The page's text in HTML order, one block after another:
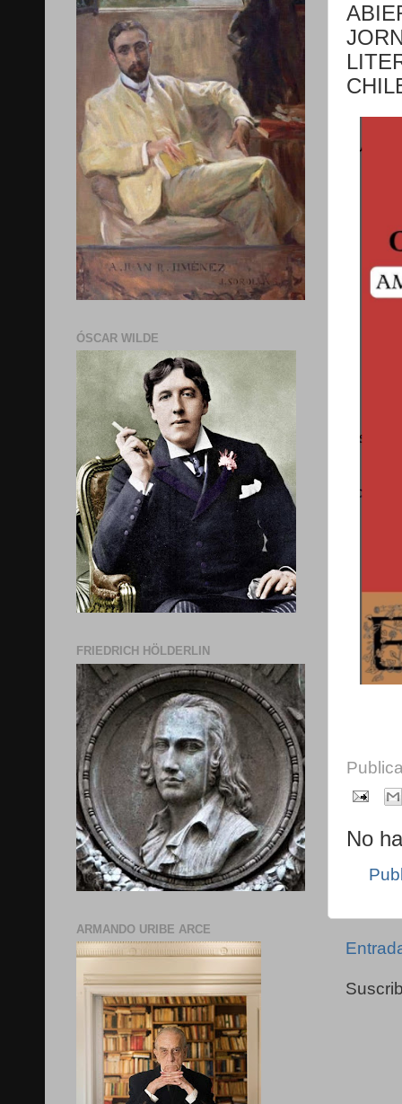
No
ÓSCAR WILDE
FRIEDRICH HÖLDERLIN
ARMANDO URIBE ARCE